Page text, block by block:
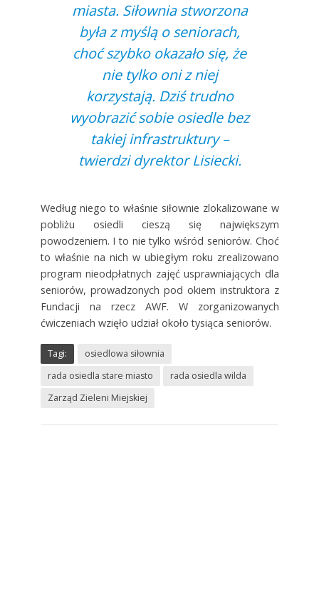
miasta. Siłownia stworzona
była z myślą o seniorach,
choć szybko okazało się, że
nie tylko oni z niej
korzystają. Dziś trudno
wyobrazić sobie osiedle bez
takiej infrastruktury –
twierdzi dyrektor Lisiecki.
Według niego to właśnie siłownie zlokalizowane w
pobliżu osiedli cieszą się największym
powodzeniem. I to nie tylko wśród seniorów. Choć
to właśnie na nich w ubiegłym roku zrealizowano
program nieodpłatnych zajęć usprawniających dla
seniorów, prowadzonych pod okiem instruktora z
Fundacji na rzecz AWF. W zorganizowanych
ćwiczeniach wzięło udział około tysiąca seniorów.
Tagi:
osiedlowa siłownia
rada osiedla stare miasto
rada osiedla wilda
Zarząd Zieleni Miejskiej